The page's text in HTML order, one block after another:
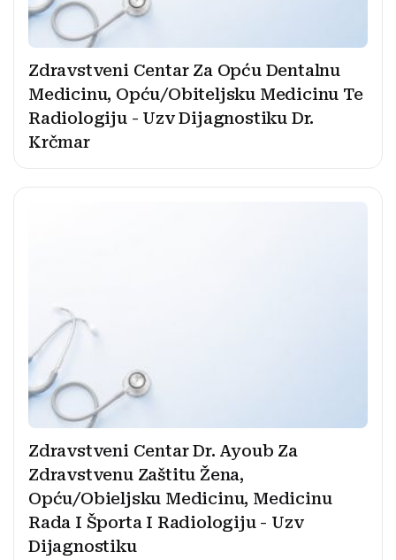
Zdravstveni Centar Za Opću Dentalnu
Medicinu, Opću/Obiteljsku Medicinu Te
Radiologiju - Uzv Dijagnostiku Dr.
Krčmar
Zdravstveni Centar Dr. Ayoub Za
Zdravstvenu Zaštitu Žena,
Opću/Obieljsku Medicinu, Medicinu
Rada I Športa I Radiologiju - Uzv
Dijagnostiku